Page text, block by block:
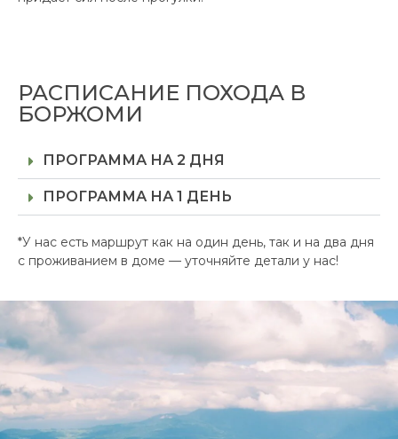
РАСПИСАНИЕ ПОХОДА В
БОРЖОМИ
ПРОГРАММА НА 2 ДНЯ
ПРОГРАММА НА 1 ДЕНЬ
*У нас есть маршрут как на один день, так и на два дня
с проживанием в доме — уточняйте детали у нас!